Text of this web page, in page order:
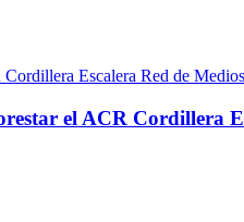
Red de
el ACR Cordillera